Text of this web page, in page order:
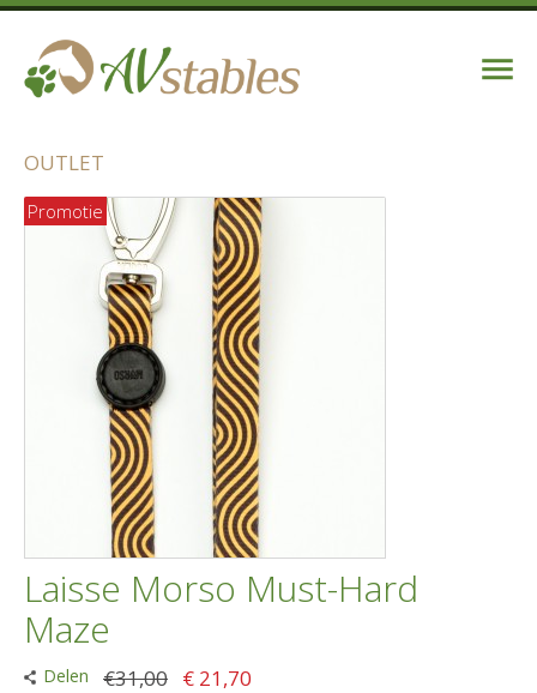
OUTLET
Promotie
Laisse Morso Must-Hard
Maze
Delen €31,00 € 21,70